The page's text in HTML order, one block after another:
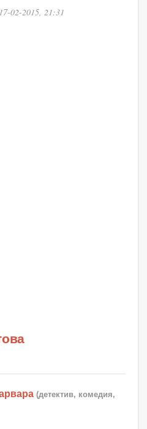
02-2015, 21:31
(детектив, комедия,